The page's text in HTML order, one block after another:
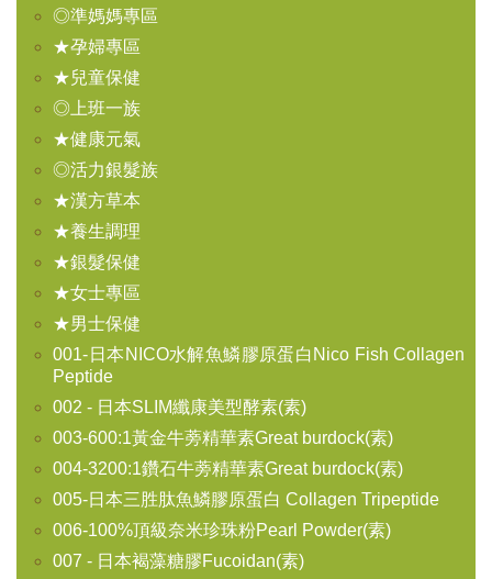
◎準媽媽專區
★孕婦專區
★兒童保健
◎上班一族
★健康元氣
◎活力銀髮族
★漢方草本
★養生調理
★銀髮保健
★女士專區
★男士保健
001-日本NICO水解魚鱗膠原蛋白Nico Fish Collagen
Peptide
002 - 日本SLIM纖康美型酵素(素)
003-600:1黃金牛蒡精華素Great burdock(素)
004-3200:1鑽石牛蒡精華素Great burdock(素)
005-日本三胜肽魚鱗膠原蛋白 Collagen Tripeptide
006-100%頂級奈米珍珠粉Pearl Powder(素)
007 - 日本褐藻糖膠Fucoidan(素)